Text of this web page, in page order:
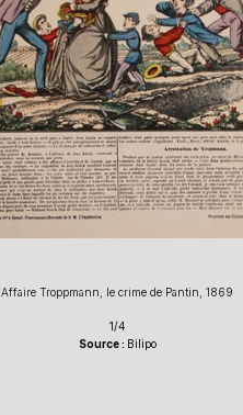
Affaire Troppmann, le crime de Pantin, 1869
1/4
Source : Bilipo